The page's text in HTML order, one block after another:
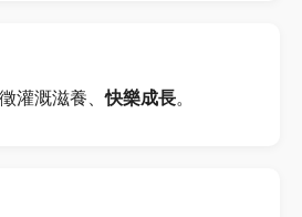
灌溉滋養、快樂成長。